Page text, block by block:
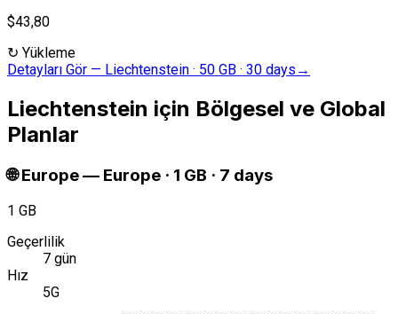
$43,80
↻ Yükleme
Detayları Gör — Liechtenstein · 50 GB · 30 days →
Liechtenstein için Bölgesel ve Global
Planlar
🌐 Europe— Europe · 1 GB · 7 days
1 GB
Geçerlilik
7 gün
Hız
5G